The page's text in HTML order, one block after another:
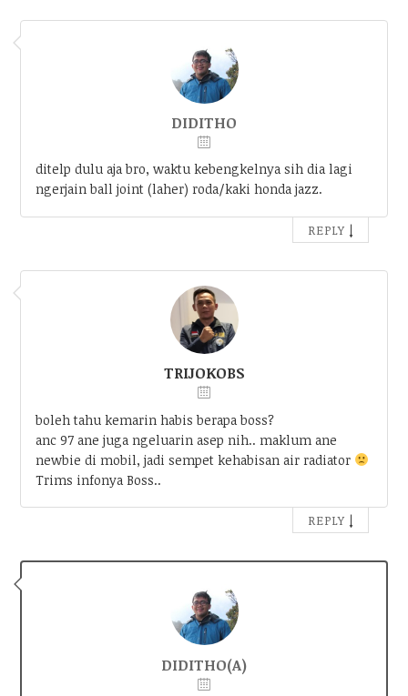
DIDITHO
ditelp dulu aja bro, waktu kebengkelnya sih dia lagi
ngerjain ball joint (laher) roda/kaki honda jazz.
REPLY ↓
TRIJOKOBS
boleh tahu kemarin habis berapa boss?
anc 97 ane juga ngeluarin asep nih.. maklum ane
newbie di mobil, jadi sempet kehabisan air radiator
Trims infonya Boss..
REPLY ↓
DIDITHO(A)